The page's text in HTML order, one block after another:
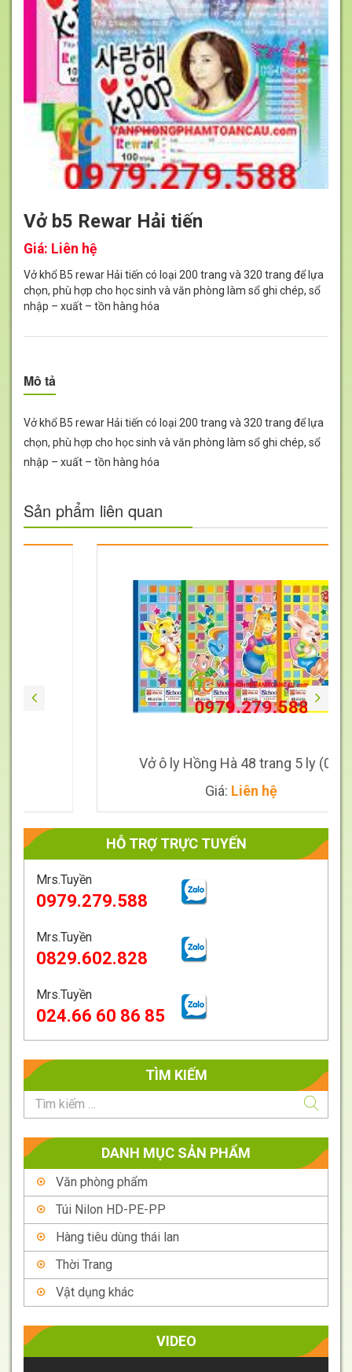
Vở b5 Rewar Hải tiến
Giá: Liên hệ
Vở khổ B5 rewar Hải tiến có loại 200 trang và 320 trang để lựa
chọn, phù hợp cho học sinh và văn phòng làm sổ ghi chép, sổ
nhập – xuất – tồn hàng hóa
Mô tả
Vở khổ B5 rewar Hải tiến có loại 200 trang và 320 trang để lựa
chọn, phù hợp cho học sinh và văn phòng làm sổ ghi chép, sổ
nhập – xuất – tồn hàng hóa
Sản phẩm liên quan
Vở ô ly Hồng Hà 48 trang 5 ly (0510)
Liên hệ
Giá Liên
hệ
HỖ TRỢ TRỰC TUYẾN
Mrs.Tuyền
0979.279.588
Mrs.Tuyền
0829.602.828
Mrs.Tuyền
024.66 60 86 85
TÌM KIẾM
DANH MỤC SẢN PHẨM
Văn phòng phẩm
Túi Nilon HD-PE-PP
Hàng tiêu dùng thái lan
Thời Trang
Vật dụng khác
VIDEO